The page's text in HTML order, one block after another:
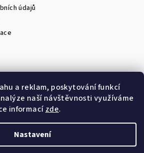
a reklam, poskytování funkcí
naší návštěvnosti využíváme
informacízde.
Nastavení
údajů